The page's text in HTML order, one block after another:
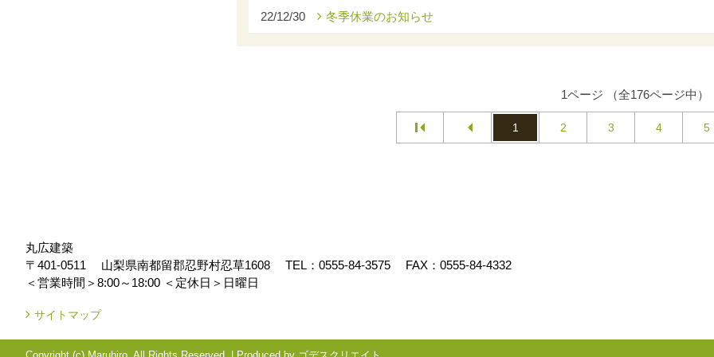
22/12/30 冬季休業のお知らせ
1ページ （全176ページ中）
1 2 3 4 5
丸広建築
〒401-0511
山梨県南都留郡忍野村忍草1608 TEL： 0555-84-3575
FAX：0555-84-4332
＜営業時間＞8:00～18:00 ＜定休日＞日曜日
サイトマップ